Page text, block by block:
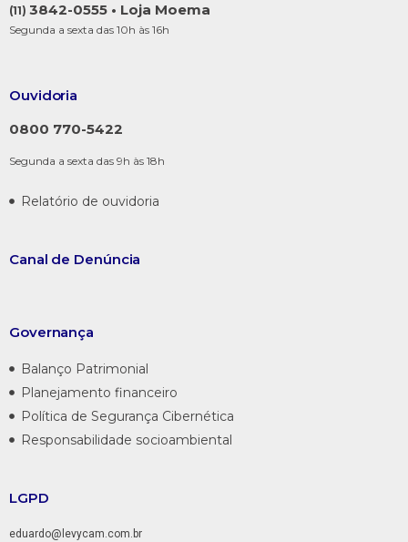
(11) 3842-0555 • Loja Moema
Segunda a sexta das 10h às 16h
Ouvidoria
0800 770-5422
Segunda a sexta das 9h às 18h
Relatório de ouvidoria
Canal de Denúncia
Governança
Balanço Patrimonial
Planejamento financeiro
Política de Segurança Cibernética
Responsabilidade socioambiental
LGPD
eduardo@levycam.com.br